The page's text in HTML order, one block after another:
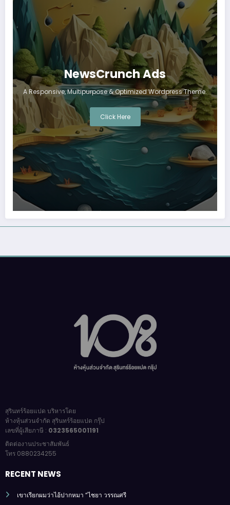
NewsCrunch Ads
A Responsive, Multipurpose & Optimized Wordpress Theme.
Click Here
สุรินทร์ร้อยแปด บริหารโดย
ห้างหุ้นส่วนจำกัด สุรินทร์ร้อยแปด กรุ๊ป
เลขที่ผู้เสียภาษี : 0323565001191
ติดต่องานประชาสัมพันธ์
โทร 0880234255
RECENT NEWS
เขาเรียกผมว่าไอ้ปากหมา “ไชยา วรรณศรี